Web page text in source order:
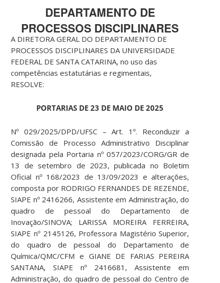
DEPARTAMENTO DE
PROCESSOS DISCIPLINARES
A DIRETORA GERAL DO DEPARTAMENTO DE
PROCESSOS DISCIPLINARES DA UNIVERSIDADE
FEDERAL DE SANTA CATARINA, no uso das
competências estatutárias e regimentais,
RESOLVE:
PORTARIAS DE 23 DE MAIO DE 2025
Nº 029/2025/DPD/UFSC – Art. 1º. Reconduzir a
Comissão de Processo Administrativo Disciplinar
designada pela Portaria nº 057/2023/CORG/GR de
13 de setembro de 2023, publicada no Boletim
Oficial nº 168/2023 de 13/09/2023 e alterações,
composta por RODRIGO FERNANDES DE REZENDE,
SIAPE nº 2416266, Assistente em Administração, do
quadro de pessoal do Departamento de
Inovação/SINOVA; LARISSA MOREIRA FERREIRA,
SIAPE nº 2145126, Professora Magistério Superior,
do quadro de pessoal do Departamento de
Química/QMC/CFM e GIANE DE FARIAS PEREIRA
SANTANA, SIAPE nº 2416681, Assistente em
Administração, do quadro de pessoal do Centro de